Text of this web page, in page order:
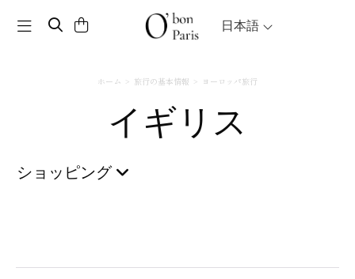
Toggle navigation 日本語
ホーム 旅行の基本情報 ヨーロッパ旅行
イギリス
ショッピング